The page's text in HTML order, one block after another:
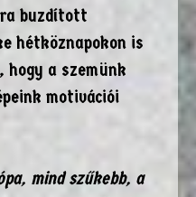
buzdított
hétköznapokon is
a szemünk
motivációi
mind szűkebb, a